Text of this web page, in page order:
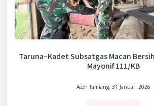
Taruna–Kadet Subsatgas Macan
Mayonif 111/KB
Aceh Tamiang, 31 Januari 2026